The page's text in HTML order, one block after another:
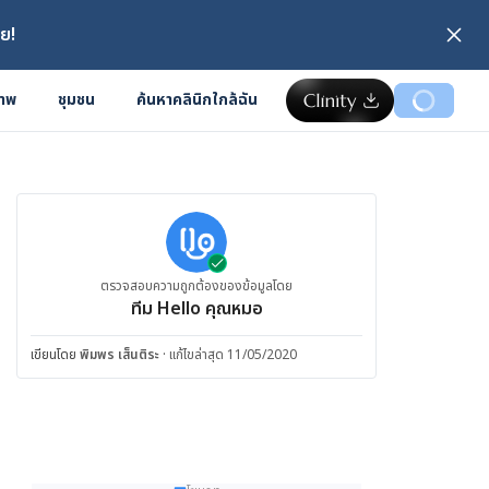
!
พ ชุมชน ค้นหาคลินิกใกล้ฉัน
ตรวจสอบความถูกต้องของข้อมูลโดย
ทีม Hello คุณหมอ
เขียนโดย พิมพร เส็นติระ · แก้ไขล่าสุด 11/05/2020